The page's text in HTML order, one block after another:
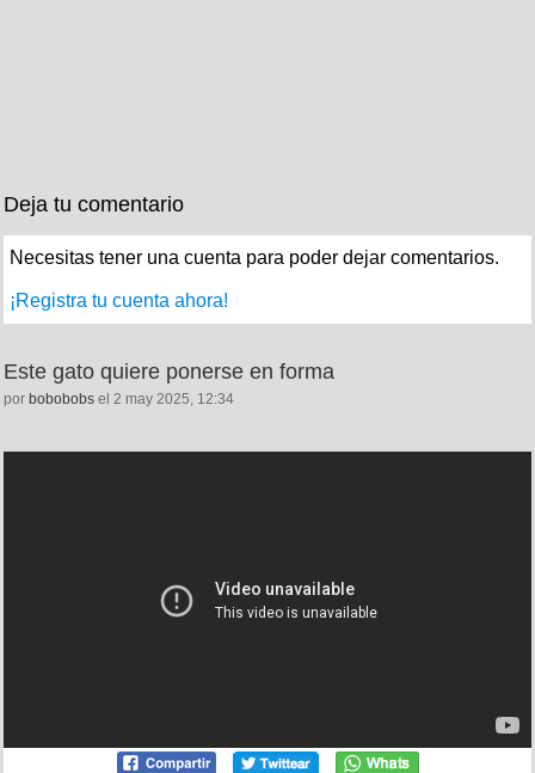
Deja tu comentario
Necesitas tener una cuenta para poder dejar comentarios.
¡Registra tu cuenta ahora!
Este gato quiere ponerse en forma
por bobobobs el 2 may 2025, 12:34